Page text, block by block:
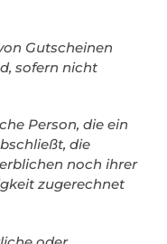
Gutscheinen
sofern nicht
Person, die ein
die
noch ihrer
zugerechnet